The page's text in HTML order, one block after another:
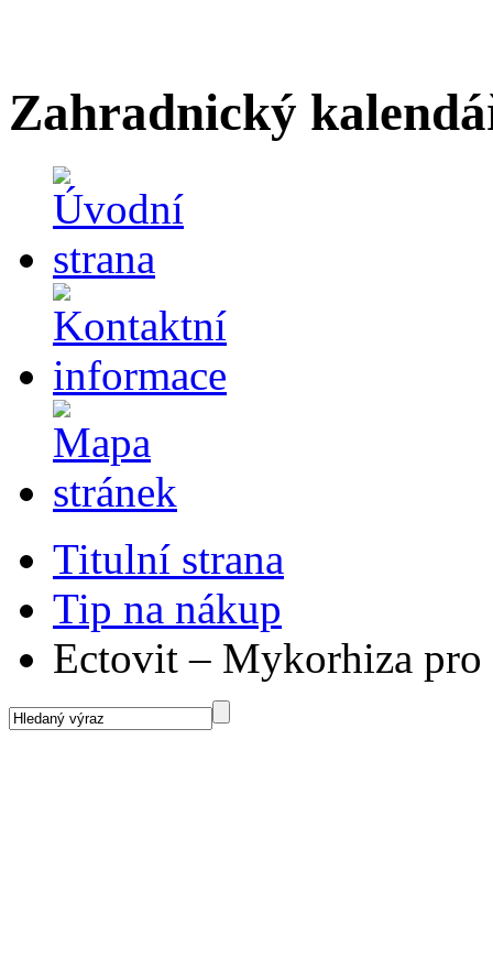
Zahradnický
Titulní strana
Tip na nákup
Ectovit – Mykorhiza pro